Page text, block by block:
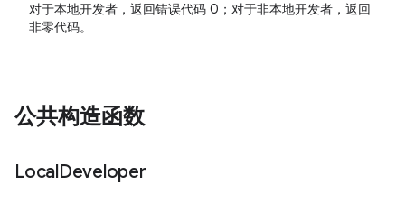
对于本地开发者，返回错误代码 0；对于非本地开发者，返回
非零代码。
公共构造函数
LocalDeveloper